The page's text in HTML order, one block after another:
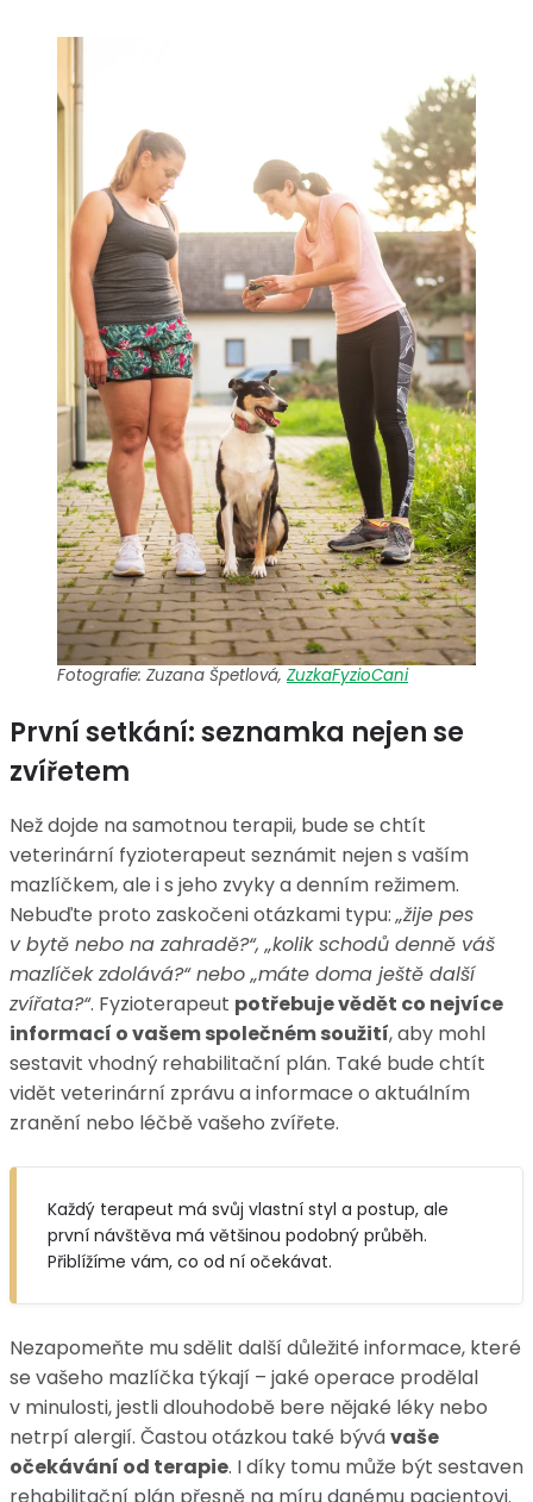
Fotografie: Zuzana Špetlová, ZuzkaFyzioCani
První setkání: seznamka nejen se
zvířetem
Než dojde na samotnou terapii, bude se chtít
veterinární fyzioterapeut seznámit nejen s vaším
mazlíčkem, ale i s jeho zvyky a denním režimem.
Nebuďte proto zaskočeni otázkami typu:„žije pes
v bytě nebo na zahradě?“, „kolik schodů denně váš
mazlíček zdolává?“ nebo „máte doma ještě další
zvířata?“. Fyzioterapeut potřebuje vědět co nejvíce
informací o vašem společném soužití, aby mohl
sestavit vhodný rehabilitační plán. Také bude chtít
vidět veterinární zprávu a informace o aktuálním
zranění nebo léčbě vašeho zvířete.
Každý terapeut má svůj vlastní styl a postup, ale
první návštěva má většinou podobný průběh.
Přiblížíme vám, co od ní očekávat.
Nezapomeňte mu sdělit další důležité informace, které
se vašeho mazlíčka týkají – jaké operace prodělal
v minulosti, jestli dlouhodobě bere nějaké léky nebo
netrpí alergií. Častou otázkou také bývávaše
očekávání od terapie. I díky tomu může být sestaven